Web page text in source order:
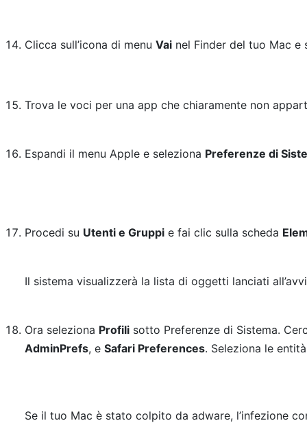
Clicca sull’icona di menuVai nel Finder del tuo Mac e
Trova le voci per una app che chiaramente non
Espandi il menu Apple e seleziona Preferenze di
Procedi su Utenti e Gruppi e fai clic sulla scheda
Il sistema visualizzerà la lista di oggetti lanciati
Ora seleziona Profili sotto Preferenze di Sistema.
AdminPrefs, eSafari Preferences. Seleziona le
Se il tuo Mac è stato colpito da adware, l’infezione